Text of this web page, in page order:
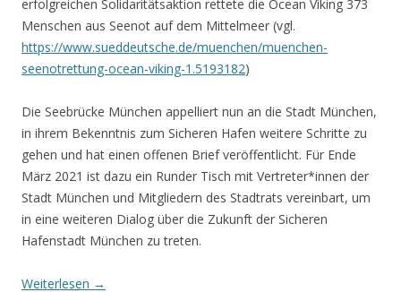
erfolgreichen Solidaritätsaktion rettete die Ocean Viking 373
Menschen aus Seenot auf dem Mittelmeer (vgl.
https://www.sueddeutsche.de/muenchen/muenchen-
seenotrettung-ocean-viking-1.5193182)
Die Seebrücke München appelliert nun an die Stadt München,
in ihrem Bekenntnis zum Sicheren Hafen weitere Schritte zu
gehen und hat einen offenen Brief veröffentlicht. Für Ende
März 2021 ist dazu ein Runder Tisch mit Vertreter*innen der
Stadt München und Mitgliedern des Stadtrats vereinbart, um
in eine weiteren Dialog über die Zukunft der Sicheren
Hafenstadt München zu treten.
Weiterlesen →